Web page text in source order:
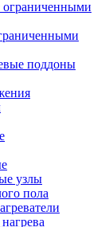
поддоны
узлы
пола